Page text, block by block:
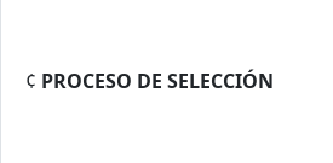
¢ PROCESO DE SELECCIÓN